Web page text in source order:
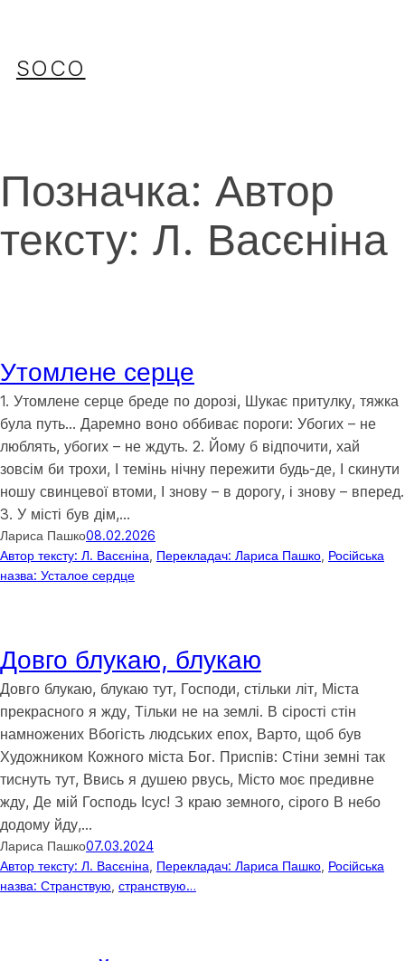
SOCO
Позначка: Автор
тексту: Л. Васєніна
Утомлене серце
1. Утомлене серце бреде по дорозі, Шукає притулку, тяжка
була путь… Даремно воно оббиває пороги: Убогих – не
люблять, убогих – не ждуть. 2. Йому б відпочити, хай
зовсім би трохи, І темінь нічну пережити будь-де, І скинути
ношу свинцевої втоми, І знову – в дорогу, і знову – вперед.
3. У місті був дім,…
Лариса Пашко08.02.2026
Автор тексту: Л. Васєніна Перекладач: Лариса Пашко Російська
назва: Усталое сердце
Довго блукаю, блукаю
Довго блукаю, блукаю тут, Господи, стільки літ, Міста
прекрасного я жду, Тільки не на землі. В сірості стін
намножених Вбогість людських епох, Варто, щоб був
Художником Кожного міста Бог. Приспів: Стіни земні так
тиснуть тут, Ввись я душею рвусь, Місто моє предивне
жду, Де мій Господь Ісус! З краю земного, сірого В небо
додому йду,…
Лариса Пашко07.03.2024
Автор тексту: Л. Васєніна Перекладач: Лариса Пашко Російська
назва: Странствую странствую…